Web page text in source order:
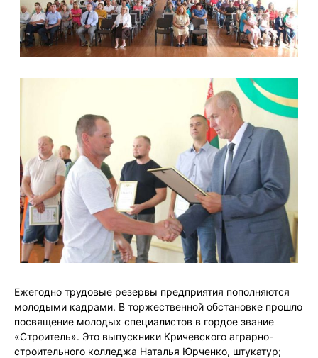
Ежегодно трудовые резервы предприятия пополняются
молодыми кадрами. В торжественной обстановке прошло
посвящение молодых специалистов в гордое звание
«Строитель». Это выпускники Кричевского аграрно-
строительного колледжа Наталья Юрченко, штукатур;